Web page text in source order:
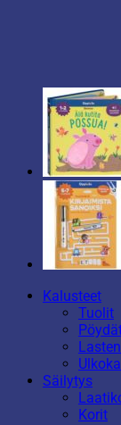
Kalusteet
Tuolit
Säilytys
Korit